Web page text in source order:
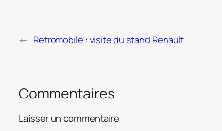
← Retromobile : visite du stand Renault
Commentaires
Laisser un commentaire